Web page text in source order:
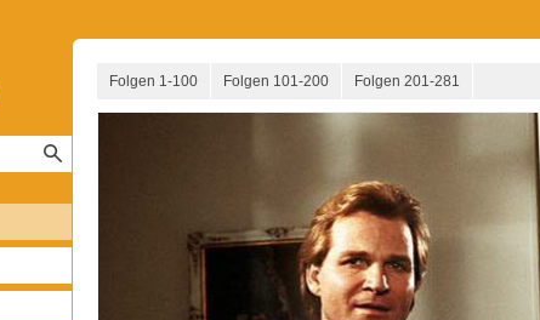
Folgen 1-100 Folgen 101-200 Folgen 201-281